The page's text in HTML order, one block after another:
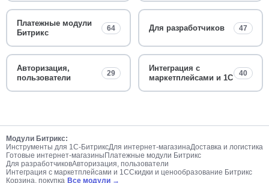
Платежные модули
Битрикс
64 Для разработчиков 47
Авторизация,
пользователи
29
Интеграция с
маркетплейсами и 1С
40
Модули Битрикс:
Инструменты для 1С-БитриксДля интернет-магазинаДоставка и логистика
Готовые интернет-магазины Платежные модули Битрикс
Для разработчиковАвторизация, пользователи
Интеграция с маркетплейсами и 1ССкидки и ценообразование Битрикс
Корзина, покупка Все модули →